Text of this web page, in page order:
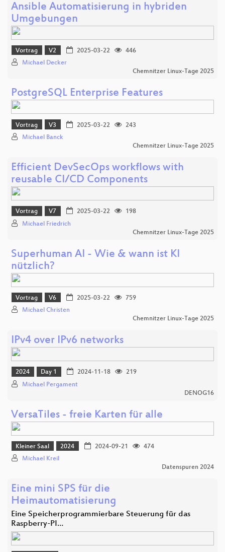
Ansible Automatisierung in hybriden
Umgebungen
Vortrag V2 2025-03-22
446
Michael Decker
Chemnitzer Linux-Tage 2025
PostgreSQL Enterprise Features
Vortrag V3 2025-03-22
243
Michael Banck
Chemnitzer Linux-Tage 2025
Efficient DevSecOps workflows with
reusable CI/CD Components
Vortrag V7 2025-03-22
198
Michael Friedrich
Chemnitzer Linux-Tage 2025
Superhuman AI - Wie & wann ist KI
nützlich?
Vortrag V6 2025-03-22
759
Michael Christen
Chemnitzer Linux-Tage 2025
IPv4 over IPv6 networks
2024 Day 1 2024-11-18
219
Michael Pergament
DENOG16
VersaTiles - freie Karten für alle
Kleiner Saal 2024 2024-09-21
474
Michael Kreil
Datenspuren 2024
Eine mini SPS für die
Heimautomatisierung
Eine Speicherprogrammierbare Steuerung für das
Raspberry-PI…